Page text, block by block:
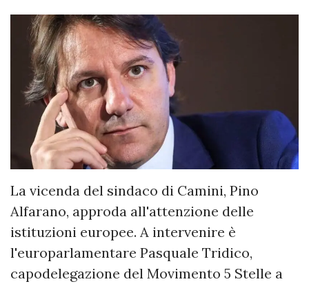
La vicenda del sindaco di Camini, Pino
Alfarano, approda all'attenzione delle
istituzioni europee. A intervenire è
l'europarlamentare Pasquale Tridico,
capodelegazione del Movimento 5 Stelle a